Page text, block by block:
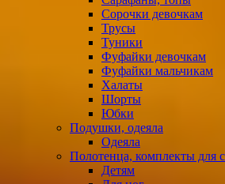
Сорочки девочкам
Трусы
Туники
Фуфайки девочкам
Фуфайки мальчикам
Халаты
Шорты
Юбки
Подушки, одеяла
Одеяла
Полотенца, комплекты для
Детям